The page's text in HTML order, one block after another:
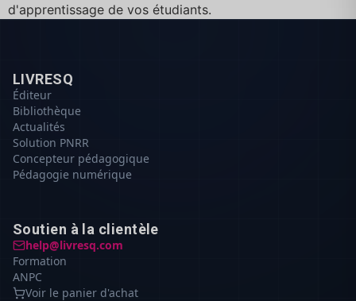
d'apprentissage de vos étudiants.
LIVRESQ
Éditeur
Bibliothèque
Actualités
Solution PNRR
Concepteur pédagogique
Pédagogie numérique
Soutien à la clientèle
help@livresq.com
Formation
ANPC
Voir le panier d'achat